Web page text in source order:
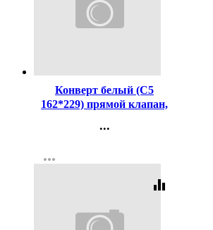
Конверт белый (С5
162*229) прямой клапан,
...
Регистрация
more_horiz
equalizer